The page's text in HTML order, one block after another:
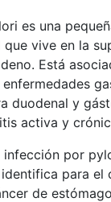
es una
vive en la
Está
duodenal y
activa y
por
para el
de